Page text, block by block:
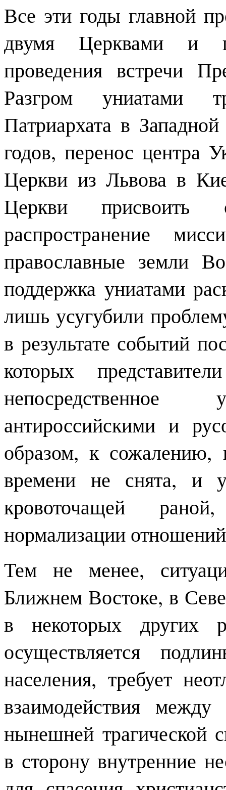
Все эти годы главной
двумя Церквами и
проведения встречи
Разгром униатами
Патриархата в
годов, перенос центра
Церкви из Львова в
Церкви присвоить
распространение
православные земли
поддержка униатами
лишь усугубили
в результате событий
которых
антироссийскими и
образом, к сожалению,
времени не снята, и
кровоточащей
нормализации
Тем не менее,
Ближнем Востоке, в
в некоторых других
осуществляется
населения, требует
взаимодействия
нынешней трагической
в сторону внутренние